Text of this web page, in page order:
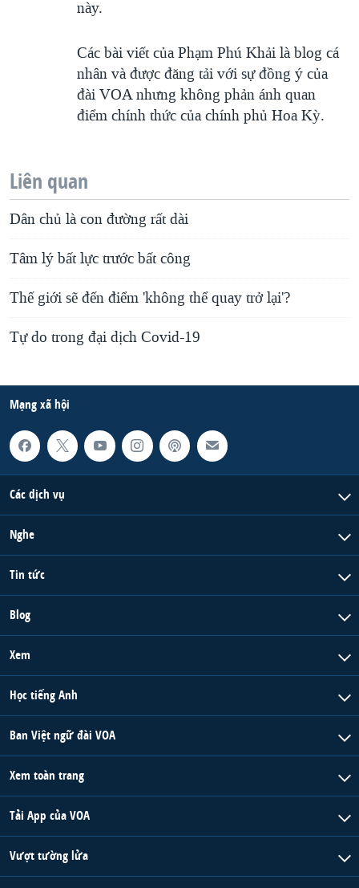
này.
Các bài viết của Phạm Phú Khải là blog cá
nhân và được đăng tải với sự đồng ý của
đài VOA nhưng không phản ánh quan
điểm chính thức của chính phủ Hoa Kỳ.
Liên quan
Dân chủ là con đường rất dài
Tâm lý bất lực trước bất công
Thế giới sẽ đến điểm 'không thể quay trở lại'?
Tự do trong đại dịch Covid-19
Mạng xã hội
Các dịch vụ
Nghe
Tin tức
Blog
Xem
Học tiếng Anh
Ban Việt ngữ đài VOA
Xem toàn trang
Tải App của VOA
Vượt tường lửa